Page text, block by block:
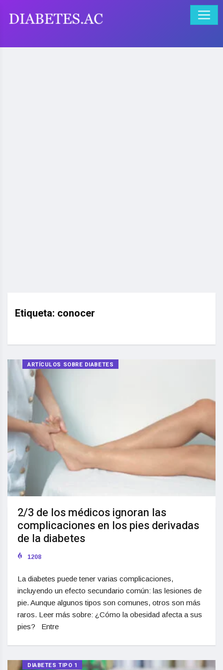
Etiqueta: conocer
ARTÍCULOS SOBRE DIABETES
2/3 de los médicos ignoran las
complicaciones en los pies derivadas
de la diabetes
1208
La diabetes puede tener varias complicaciones,
incluyendo un efecto secundario común: las lesiones de
pie. Aunque algunos tipos son comunes, otros son más
raros. Leer más sobre: ¿Cómo la obesidad afecta a sus
pies? Entre
DIABETES TIPO 1